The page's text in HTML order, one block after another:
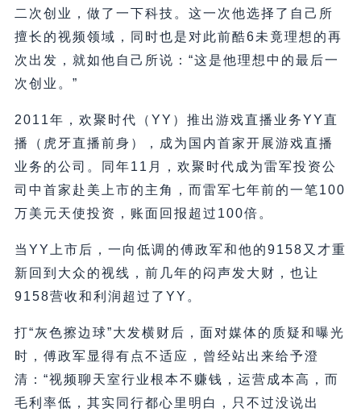
二次创业，做了一下科技。这一次他选择了自己所
擅长的视频领域，同时也是对此前酷6未竟理想的再
次出发，就如他自己所说：“这是他理想中的最后一
次创业。”
2011年，欢聚时代（YY）推出游戏直播业务YY直
播（虎牙直播前身），成为国内首家开展游戏直播
业务的公司。同年11月，欢聚时代成为雷军投资公
司中首家赴美上市的主角，而雷军七年前的一笔100
万美元天使投资，账面回报超过100倍。
当YY上市后，一向低调的傅政军和他的9158又才重
新回到大众的视线，前几年的闷声发大财，也让
9158营收和利润超过了YY。
打“灰色擦边球”大发横财后，面对媒体的质疑和曝光
时，傅政军显得有点不适应，曾经站出来给予澄
清：“视频聊天室行业根本不赚钱，运营成本高，而
毛利率低，其实同行都心里明白，只不过没说出